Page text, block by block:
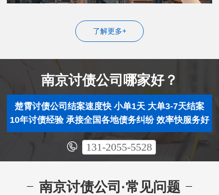
了解更多+
南京讨债公司哪家好？
楚霄讨债公司结案速度快 小单1天 大单3-7天结案
10年讨债经验 承接全国各地债务纠纷 效率快服务好
131-2055-5528
南京讨债公司·常见问题